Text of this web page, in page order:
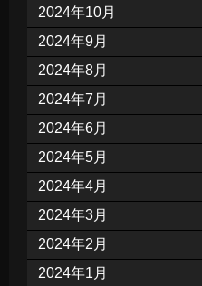
2024年10月
2024年9月
2024年8月
2024年7月
2024年6月
2024年5月
2024年4月
2024年3月
2024年2月
2024年1月